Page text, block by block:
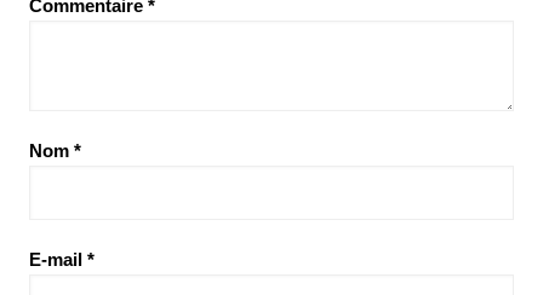
Commentaire *
Nom *
E-mail *